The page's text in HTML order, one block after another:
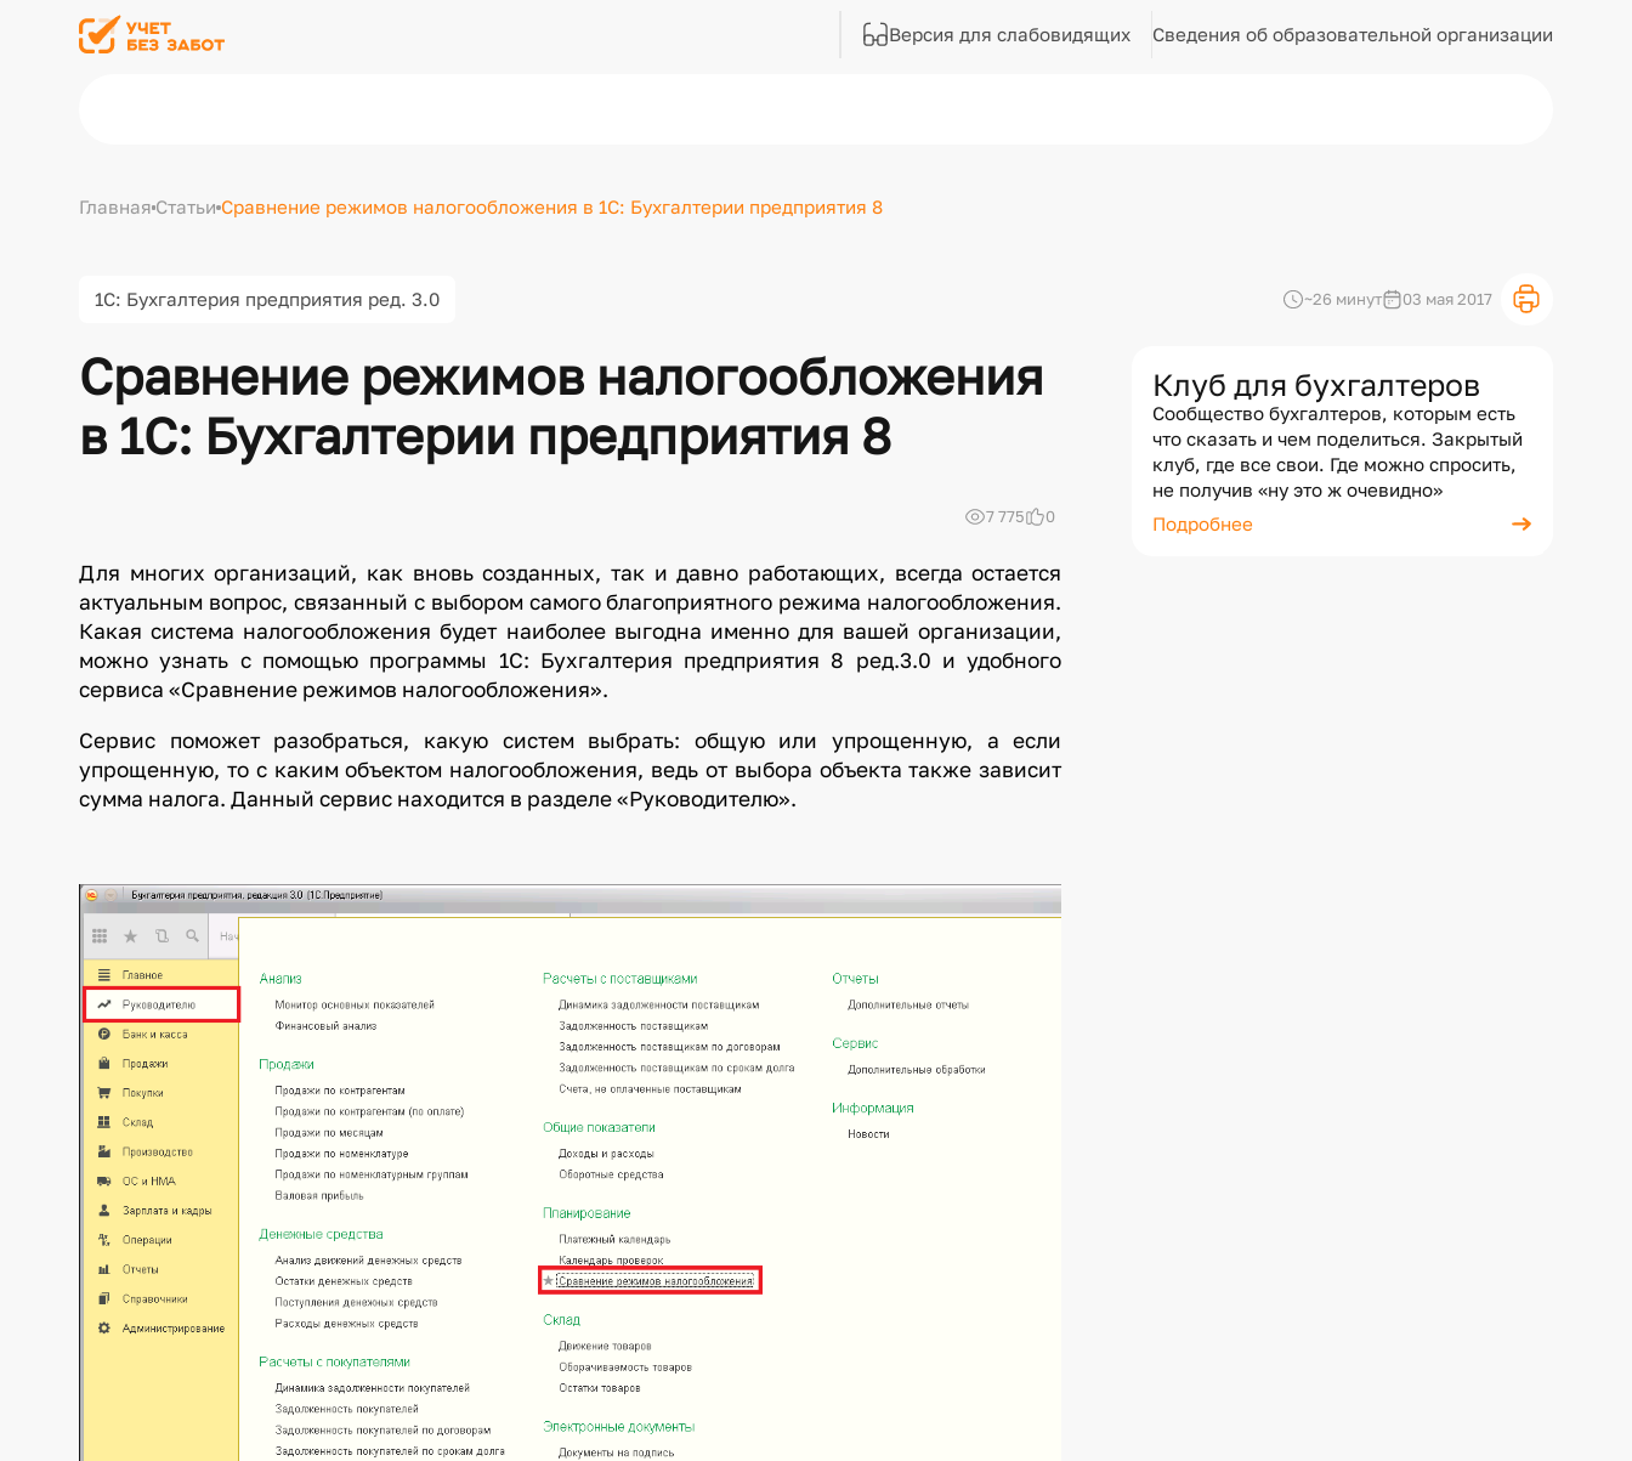
Версия для слабовидящих Сведения об образовательной организации
Главная СтатьиСравнение режимов налогообложения в 1С: Бухгалтерии предприятия 8
1С: Бухгалтерия предприятия ред. 3.0 ~26 минут 03 мая 2017
Сравнение режимов налогообложения
в 1С: Бухгалтерии предприятия 8
7 775 0
Для многих организаций, как вновь созданных, так и давно работающих, всегда остается
актуальным вопрос, связанный с выбором самого благоприятного режима налогообложения.
Какая система налогообложения будет наиболее выгодна именно для вашей организации,
можно узнать с помощью программы 1С: Бухгалтерия предприятия 8 ред.3.0 и удобного
сервиса «Сравнение режимов налогообложения».
Сервис поможет разобраться, какую систем выбрать: общую или упрощенную, а если
упрощенную, то с каким объектом налогообложения, ведь от выбора объекта также зависит
сумма налога. Данный сервис находится в разделе «Руководителю».
Клуб для бухгалтеров
Сообщество бухгалтеров, которым есть
что сказать и чем поделиться. Закрытый
клуб, где все свои. Где можно спросить,
не получив «ну это ж очевидно»
Подробнее